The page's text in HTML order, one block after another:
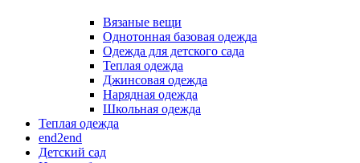
Вязаные вещи
Однотонная базовая одежда
Одежда для детского сада
Теплая одежда
Джинсовая одежда
Нарядная одежда
Школьная одежда
Теплая одежда
end2end
Детский сад